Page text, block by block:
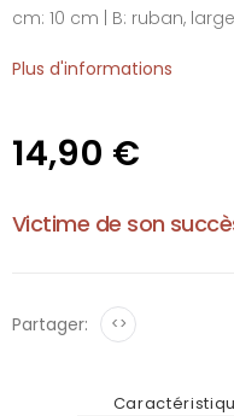
cm: 10 cm | B: ruban,
Plus d'informations
14,90 €
Victime de son
Partager: <>